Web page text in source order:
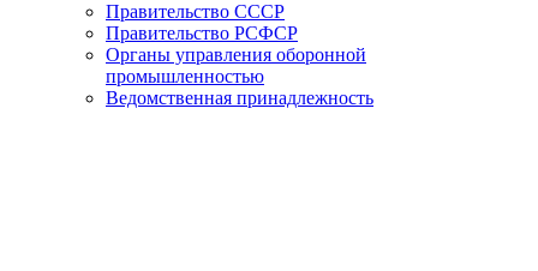
Правительство СССР
Правительство РСФСР
Органы управления оборонной
промышленностью
Ведомственная принадлежность